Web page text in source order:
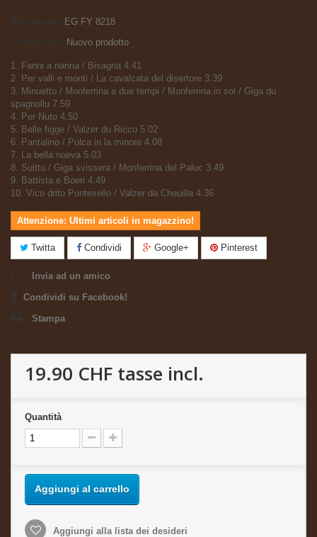
Riferimento
EG FY 8218
Nuovo prodotto
1. Fanni a nanna / Bisagna 4.41
2. Per valli e monti / La cavalcata del disertore 3.39
3. Minuetto / Monferrina a due tempi / Monferrina in sol / Giga du
spagnollu 7.59
4. Per Nuto 4.50
5. Belle figge / Valzer du Riccu 5.02
6. Pantalino / Polca in la minore 4.08
7. La bella noeva 5.03
8. Suittu / Giga svissera / Monferrina del Paluc 3.49
9. Battista e Boeri 4.49
10. Vico drito Pontexello / Valzer da Cheuilla 4.36
Attenzione: Ultimi articoli in magazzino!
Twitta Condividi Google+ Pinterest
Invia ad un amico
Condividi su Facebook!
Stampa
19.90 CHF tasse incl.
Quantità
Aggiungi al carrello
Aggiungi alla lista dei desideri